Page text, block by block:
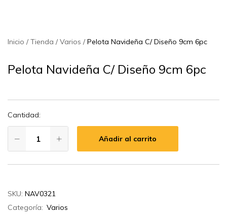
Inicio Tienda Varios Pelota Navideña C/ Diseño 9cm 6pc
Pelota Navideña C/ Diseño 9cm 6pc
Cantidad:
Añadir al carrito
SKU: NAV0321
Categoría: Varios